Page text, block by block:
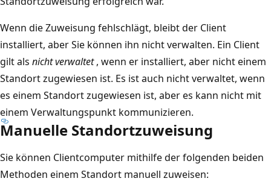
Wenn die Zuweisung fehlschlägt, bleibt der Client
installiert, aber Sie können ihn nicht verwalten. Ein Client
gilt als nicht verwaltet, wenn er installiert, aber nicht einem
Standort zugewiesen ist. Es ist auch nicht verwaltet, wenn
es einem Standort zugewiesen ist, aber es kann nicht mit
einem Verwaltungspunkt kommunizieren.
Manuelle Standortzuweisung
Sie können Clientcomputer mithilfe der folgenden beiden
Methoden einem Standort manuell zuweisen: